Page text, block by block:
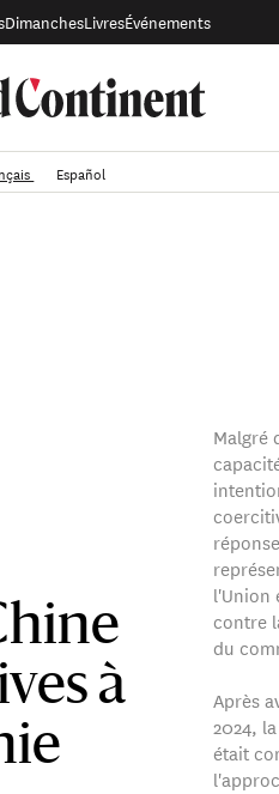
DimanchesLivresÉvénements
Español
à
Malgré
l'Union
contre
du
Après
2024,
était